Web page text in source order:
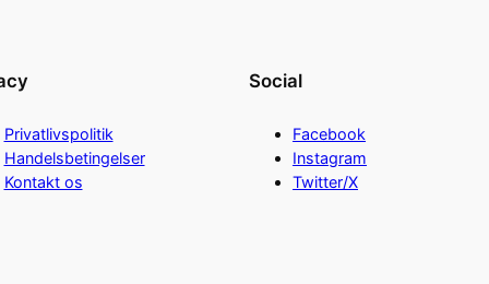
Privatlivspolitik
Handelsbetingelser
Kontakt os
Social
Facebook
Instagram
Twitter/X